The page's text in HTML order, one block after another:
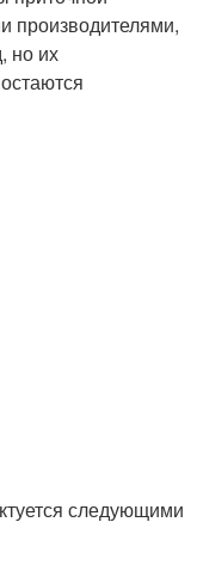
производителями,
но их
следующими